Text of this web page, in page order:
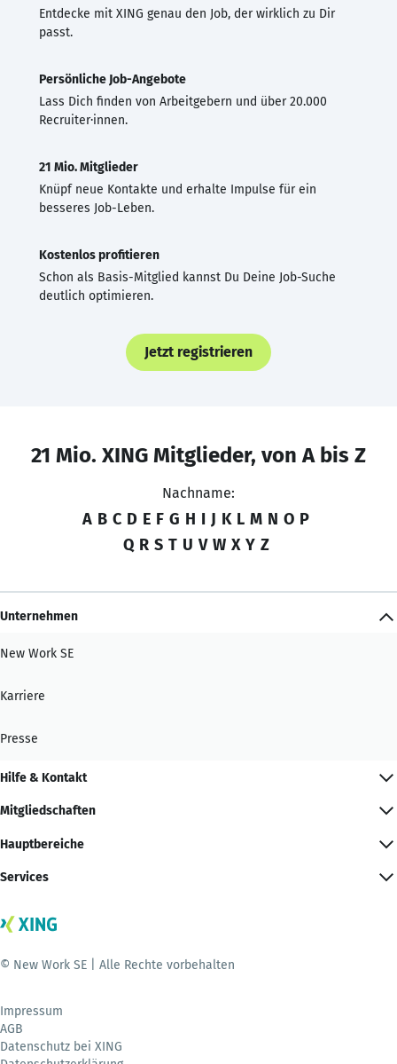
Entdecke mit XING genau den Job, der wirklich zu Dir
passt.
Persönliche Job-Angebote
Lass Dich finden von Arbeitgebern und über 20.000
Recruiter·innen.
21 Mio. Mitglieder
Knüpf neue Kontakte und erhalte Impulse für ein
besseres Job-Leben.
Kostenlos profitieren
Schon als Basis-Mitglied kannst Du Deine Job-Suche
deutlich optimieren.
Jetzt registrieren
21 Mio. XING Mitglieder, von A bis Z
Nachname:
A B C D E F G H I J K L M N O P
Q R S T U V W X Y Z
Unternehmen
New Work SE
Karriere
Presse
Hilfe & Kontakt
Mitgliedschaften
Hauptbereiche
Services
© New Work SE | Alle Rechte vorbehalten
Impressum
AGB
Datenschutz bei XING